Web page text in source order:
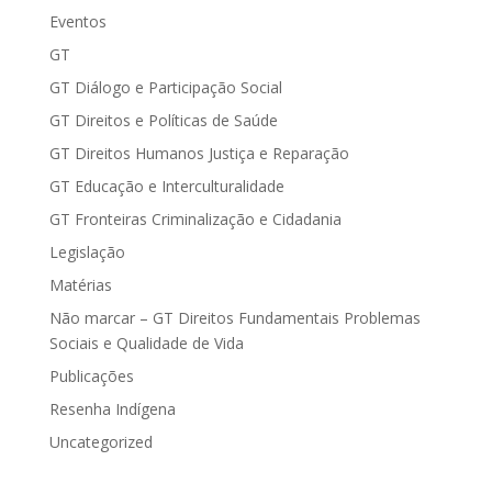
Eventos
GT
GT Diálogo e Participação Social
GT Direitos e Políticas de Saúde
GT Direitos Humanos Justiça e Reparação
GT Educação e Interculturalidade
GT Fronteiras Criminalização e Cidadania
Legislação
Matérias
Não marcar – GT Direitos Fundamentais Problemas
Sociais e Qualidade de Vida
Publicações
Resenha Indígena
Uncategorized